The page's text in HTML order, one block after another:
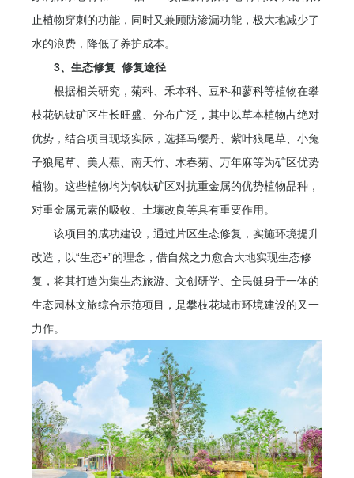
止植物穿刺的功能，同时又兼顾防渗漏功能，极大地减少了
水的浪费，降低了养护成本。
3、生态修复 修复途径
根据相关研究，菊科、禾本科、豆科和蓼科等植物在攀
枝花钒钛矿区生长旺盛、分布广泛，其中以草本植物占绝对
优势，结合项目现场实际，选择马缨丹、紫叶狼尾草、小兔
子狼尾草、美人蕉、南天竹、木春菊、万年麻等为矿区优势
植物。这些植物均为钒钛矿区对抗重金属的优势植物品种，
对重金属元素的吸收、土壤改良等具有重要作用。
该项目的成功建设，通过片区生态修复，实施环境提升
改造，以“生态+”的理念，借自然之力愈合大地实现生态修
复，将其打造为集生态旅游、文创研学、全民健身于一体的
生态园林文旅综合示范项目，是攀枝花城市环境建设的又一
力作。